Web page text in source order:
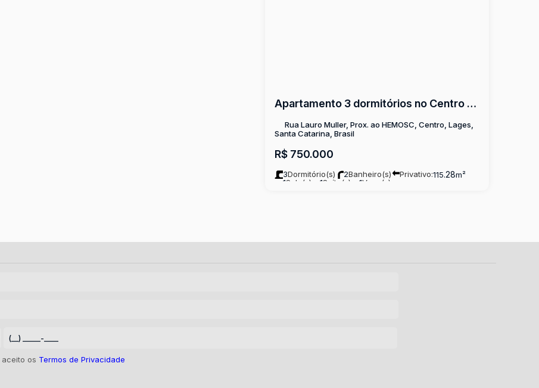
Apartamento 3 dormitórios no Centro de Lages
R$750.000
Rua Lauro Muller, Prox. ao HEMOSC, Centro, Lages,
Santa Catarina, Brasil
3Dormitório(s) 2Banheiro(s) Privativo:115.28m²
1Sala(s) 1Suíte(s) 1Vaga(s)
aceito os Termos de Privacidade